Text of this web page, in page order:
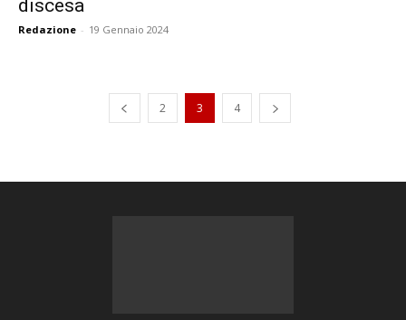
discesa
Redazione - 19 Gennaio 2024
2 3 4